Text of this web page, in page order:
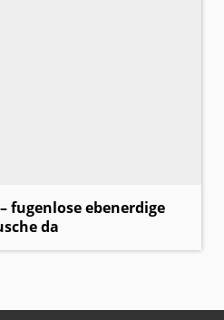
fugenlose ebenerdige
da